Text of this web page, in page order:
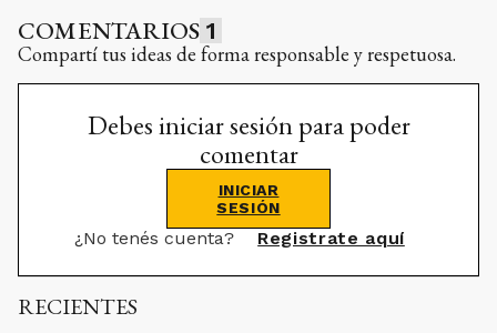
COMENTARIOS 1
Compartí tus ideas de forma responsable y respetuosa.
Debes iniciar sesión para poder
comentar
INICIAR
SESIÓN
¿No tenés cuenta? Registrate aquí
RECIENTES